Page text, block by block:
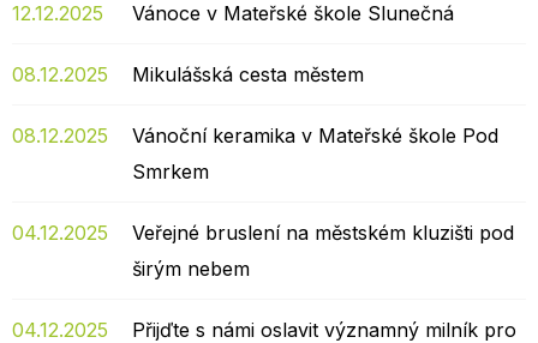
12.12.2025 Vánoce v Mateřské škole Slunečná
08.12.2025 Mikulášská cesta městem
08.12.2025
Vánoční keramika v Mateřské škole Pod
Smrkem
04.12.2025
Veřejné bruslení na městském kluzišti pod
širým nebem
04.12.2025
Přijďte s námi oslavit významný milník pro